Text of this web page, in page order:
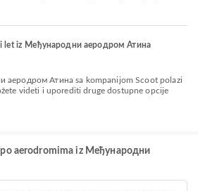
let iz Међународни аеродром Атина
videti i uporediti druge dostupne opcije
po aerodromima iz Међународни